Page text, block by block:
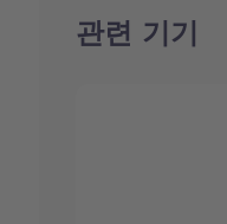
관련 기기